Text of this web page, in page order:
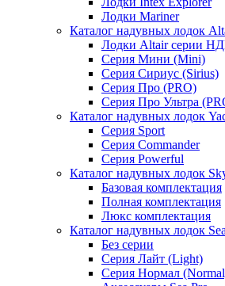
Лодки Mariner
Каталог надувных лодок
Лодки Altair серии
Серия Мини (Mini)
Серия Сириус (Sirius)
Серия Про (PRO)
Серия Про Ультра
Каталог надувных лодок
Серия Sport
Серия Commander
Серия Powerful
Каталог надувных лодок
Базовая комплектация
Полная комплектация
Люкс комплектация
Каталог надувных лодок
Без серии
Серия Лайт (Light)
Серия Нормал